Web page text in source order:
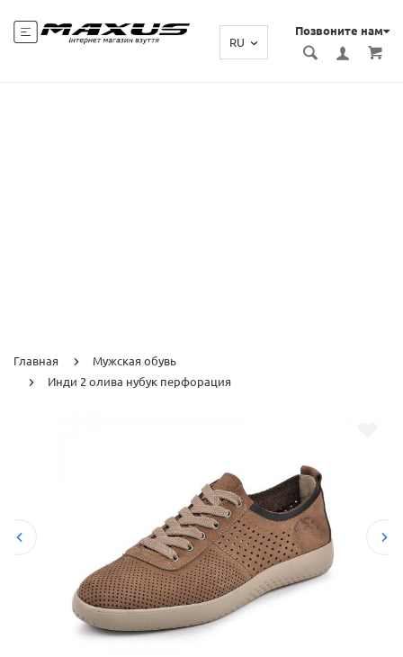
Позвоните нам
RU
Главная
Мужская обувь
Инди 2 олива нубук перфорация